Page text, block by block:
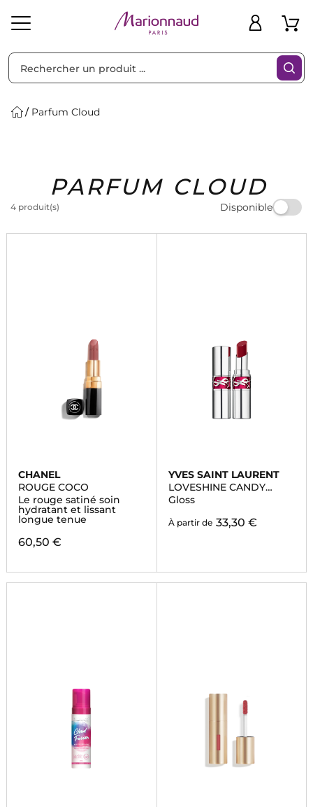
Solaire Homme Marques Idées
Cadeaux
Bons
Plans
Parfum Cloud
PARFUM CLOUD
4 produit(s) Disponible
Filtres
CHANEL
ROUGE COCO
Le rouge satiné soin
hydratant et lissant
longue tenue
60,50 €
YVES SAINT LAURENT
LOVESHINE CANDY
GLAZE
Gloss
À partir de 33,30 €